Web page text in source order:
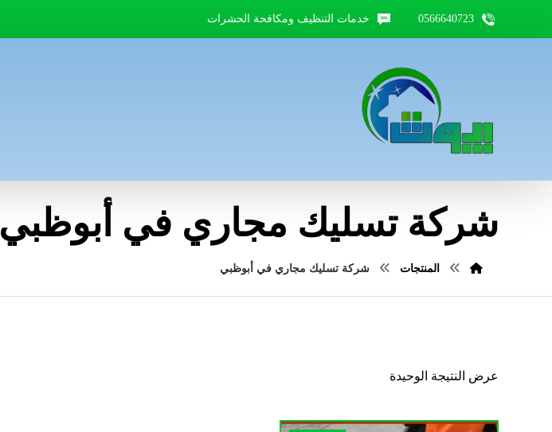
0566640723 خدمات التنظيف ومكافحة الحشرات
شركة تسليك مجاري في أبوظبي
المنتجات شركة تسليك مجاري في أبوظبي
عرض النتيجة الوحيدة